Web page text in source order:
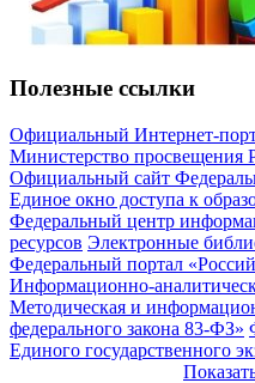
Полезные ссылки
Официальный Интернет-
Министерство просвещения
Официальный сайт
Единое окно доступа к
Федеральный центр
ресурсов Электронные
Федеральный портал
Информационно-
Методическая и
федерального закона 83-ФЗ»
Единого государственного